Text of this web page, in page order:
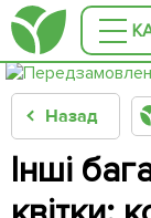
Назад
Інші